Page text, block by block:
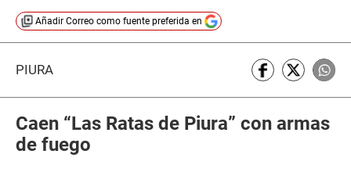
Añadir Correo como fuente preferida en
PIURA
Caen “Las Ratas de Piura” con armas
de fuego